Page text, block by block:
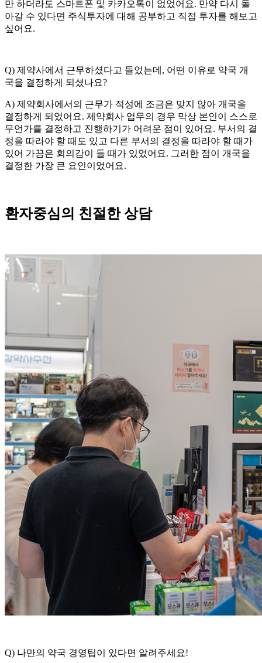
만 하더라도 스마트폰 및 카카오톡이 없었어요. 만약 다시 돌
아갈 수 있다면 주식투자에 대해 공부하고 직접 투자를 해보고
싶어요.
Q) 제약사에서 근무하셨다고 들었는데, 어떤 이유로 약국 개
국을 결정하게 되셨나요?
A) 제약회사에서의 근무가 적성에 조금은 맞지 않아 개국을
결정하게 되었어요. 제약회사 업무의 경우 막상 본인이 스스로
무언가를 결정하고 진행하기가 어려운 점이 있어요. 부서의 결
정을 따라야 할 때도 있고 다른 부서의 결정을 따라야 할 때가
있어 가끔은 회의감이 들 때가 있었어요. 그러한 점이 개국을
결정한 가장 큰 요인이었어요.
환자중심의 친절한 상담
Q) 나만의 약국 경영팁이 있다면 알려주세요!